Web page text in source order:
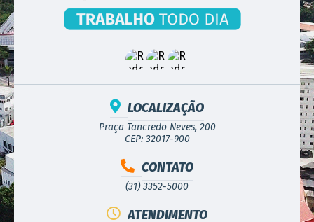
LOCALIZAÇÃO
Praça Tancredo Neves, 200
CEP: 32017-900
CONTATO
(31) 3352-5000
ATENDIMENTO